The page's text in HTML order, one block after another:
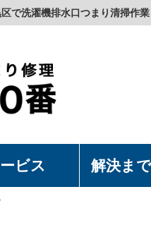
区で洗濯機排水口つまり清掃作
ビス
の取付・取外
浄便座の取付・取外
洗機の取付・取外
つまり修理
解決ま